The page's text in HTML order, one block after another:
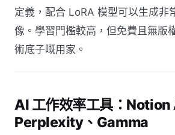
定義，配合 LoRA 模型可以生成非
像。學習門檻較高，但免費且無版
術底子嘅用家。
AI 工作效率工具：Notion
Perplexity、Gamma